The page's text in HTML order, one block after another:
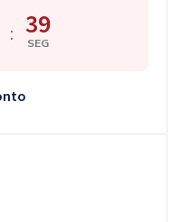
: 38
SEG